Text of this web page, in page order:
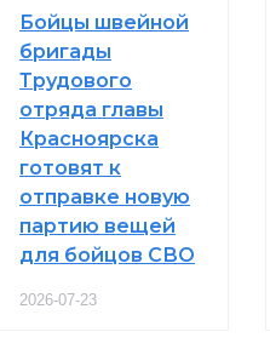
Бойцы швейной
бригады
Трудового
отряда главы
Красноярска
готовят к
отправке новую
партию вещей
для бойцов СВО
2026-07-23